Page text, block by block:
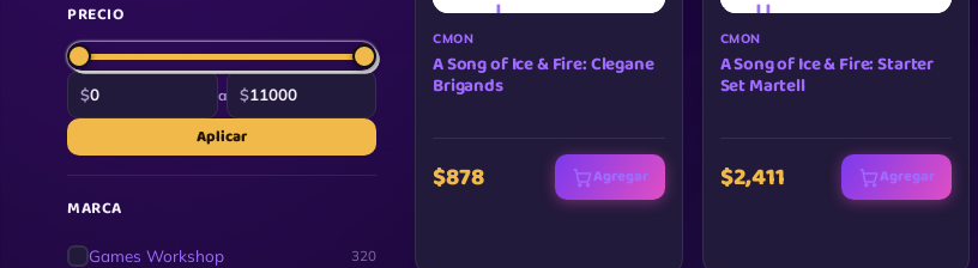
PRECIO
$ a $
Aplicar
MARCA
Games Workshop 320
CMON
A Song of Ice & Fire: Clegane
Brigands
$878 Agregar
CMON
A Song of Ice & Fire: Starter
Set Martell
$2,411 Agregar